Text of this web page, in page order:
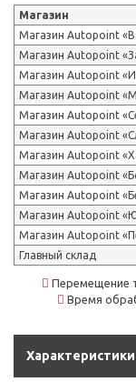
Магазин
Магазин Autopoint
Магазин Autopoint
Магазин Autopoint
Магазин Autopoint
Магазин Autopoint
Магазин Autopoint
Магазин Autopoint
Магазин Autopoint
Магазин Autopoint
Магазин Autopoint
Магазин Autopoint
Главный склад
Перемещение
Время
Характеристики